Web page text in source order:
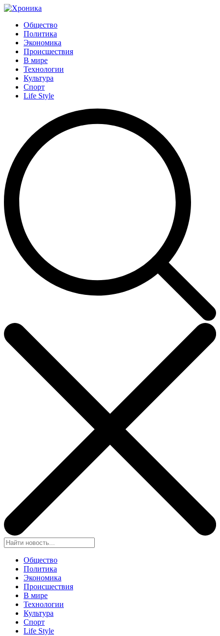
Общество
Политика
Экономика
Происшествия
В мире
Технологии
Культура
Спорт
Life Style
Общество
Политика
Экономика
Происшествия
В мире
Технологии
Культура
Спорт
Life Style